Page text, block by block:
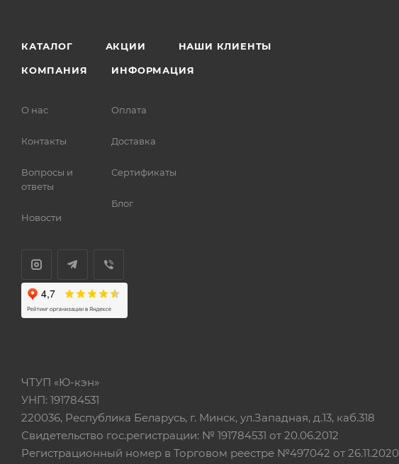
КАТАЛОГ АКЦИИ НАШИ КЛИЕНТЫ
КОМПАНИЯ
О нас
Контакты
Вопросы и
ответы
Новости
ИНФОРМАЦИЯ
Оплата
Доставка
Сертификаты
Блог
ЧТУП «Ю-кэн»
УНП: 191784531
220036, Республика Беларусь, г. Минск, ул.Западная, д.13, каб.318
Свидетельство гос.регистрации: № 191784531 от 20.06.2012
Регистрационный номер в Торговом реестре №497042 от 26.11.2020